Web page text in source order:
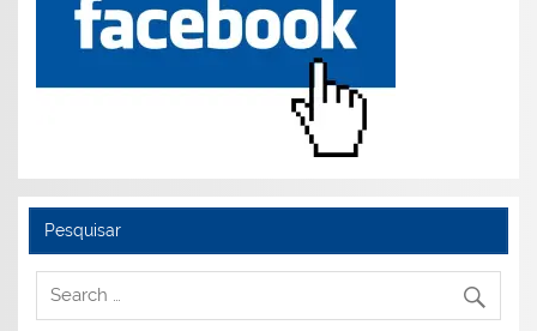
Pesquisar